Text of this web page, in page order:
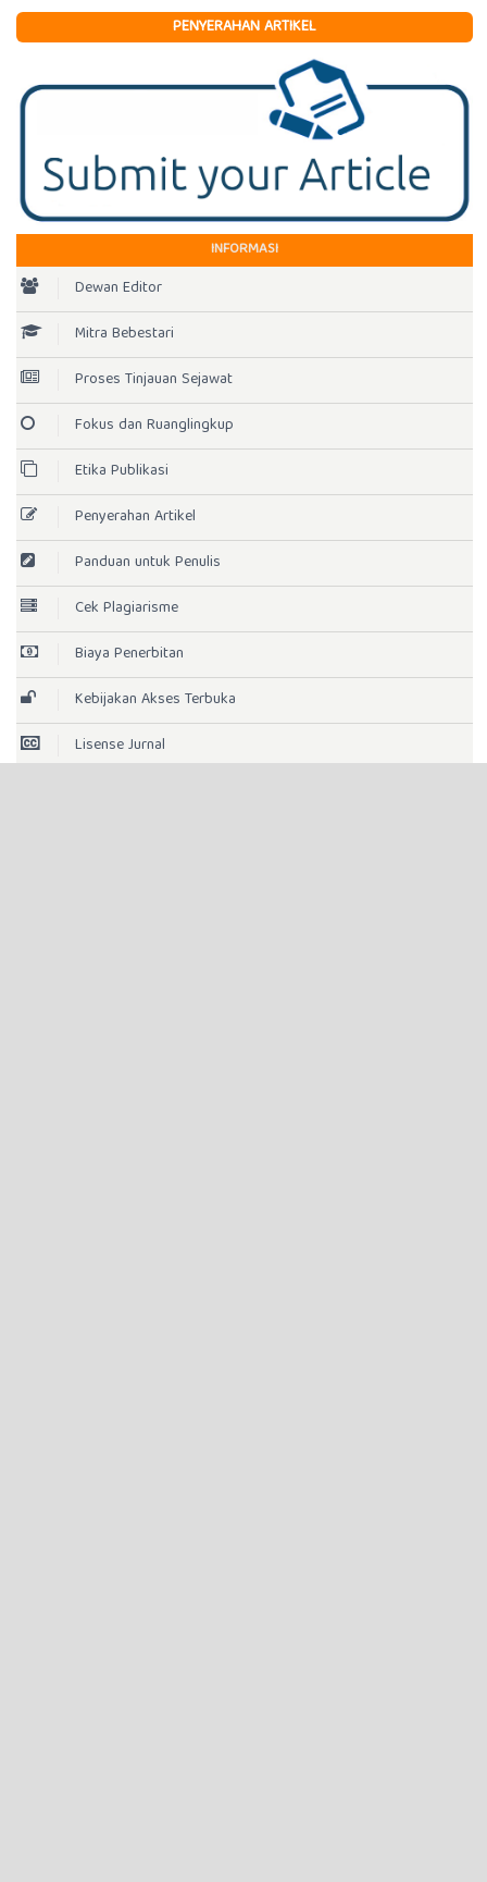
PENYERAHAN ARTIKEL
INFORMASI
Dewan Editor
Mitra Bebestari
Proses Tinjauan Sejawat
Fokus dan Ruanglingkup
Etika Publikasi
Penyerahan Artikel
Panduan untuk Penulis
Cek Plagiarisme
Biaya Penerbitan
Kebijakan Akses Terbuka
Lisense Jurnal